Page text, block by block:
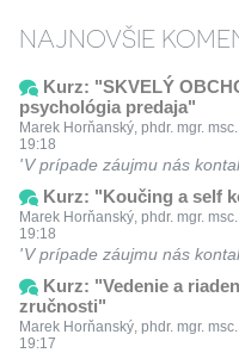
NAJNOVŠIE
Kurz: "SKVELÝ
psychológia predaja"
Marek Horňanský, phdr. mgr.
19:18
V prípade záujmu nás
Kurz: "Koučing a self
Marek Horňanský, phdr. mgr.
19:18
V prípade záujmu nás
Kurz: "Vedenie a
zručnosti"
Marek Horňanský, phdr. mgr.
19:17